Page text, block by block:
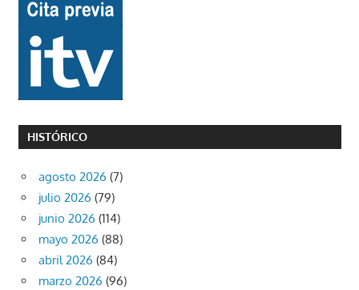
HISTÓRICO
agosto 2026 (7)
julio 2026 (79)
junio 2026 (114)
mayo 2026 (88)
abril 2026 (84)
marzo 2026 (96)